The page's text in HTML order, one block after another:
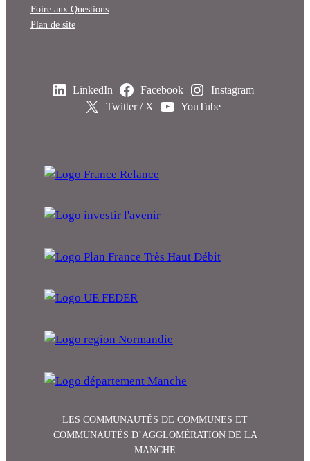
Foire aux Questions
Plan de site
LinkedIn Facebook
Instagram
Twitter / X
YouTube
LES COMMUNAUTÉS DE COMMUNES ET
COMMUNAUTÉS D’AGGLOMÉRATION DE LA
MANCHE